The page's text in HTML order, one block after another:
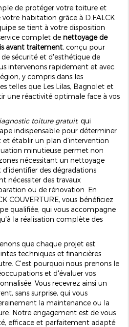
de protéger votre toiture et
votre habitation grâce à D.FALCK
se tient à votre disposition
complet de nettoyage de
avant traitement, conçu pour
sécurité et d'esthétique de
intervenons rapidement et avec
y compris dans les
telles que Les Lilas, Bagnolet et
une réactivité optimale face à vos
toiture gratuit, qui
indispensable pour déterminer
et établir un plan d'intervention
minutieuse permet non
nécessitant un nettoyage
des dégradations
nécessiter des travaux
ou de rénovation. En
COUVERTURE, vous bénéficiez
qualifiée, qui vous accompagne
la réalisation complète des
que chaque projet est
techniques et financières
C'est pourquoi nous prenons le
et d'évaluer vos
Vous recevrez ainsi un
sans surprise, qui vous
la maintenance ou la
Notre engagement est de vous
efficace et parfaitement adapté